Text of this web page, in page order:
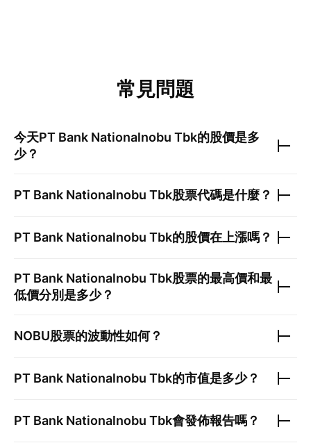
常見問題
今天PT Bank Nationalnobu Tbk的股價是多
少？
PT Bank Nationalnobu Tbk股票代碼是什麼？
PT Bank Nationalnobu Tbk的股價在上漲嗎？
PT Bank Nationalnobu Tbk股票的最高價和最
低價分別是多少？
NOBU股票的波動性如何？
PT Bank Nationalnobu Tbk的市值是多少？
PT Bank Nationalnobu Tbk會發佈報告嗎？